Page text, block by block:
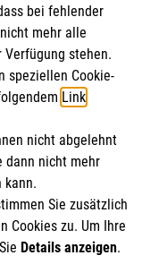
71
bei fehlender
mehr alle
stehen.
speziellen Cookie-
Link.
nicht abgelehnt
dann nicht mehr
kann.
Sie zusätzlich
Cookies zu. Um Ihre
Details anzeigen.